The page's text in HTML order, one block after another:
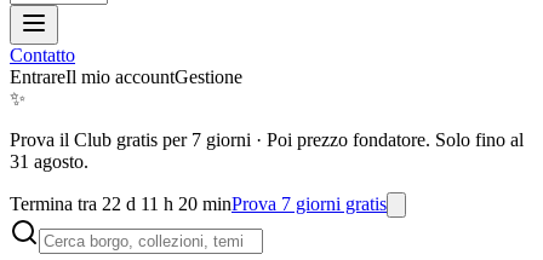
Contatto
EntrareIl mio accountGestione
✨
Prova il Club gratis per 7 giorni · Poi prezzo fondatore. Solo fino al
31 agosto.
Termina tra 22 d 11 h 20 minProva 7 giorni gratis